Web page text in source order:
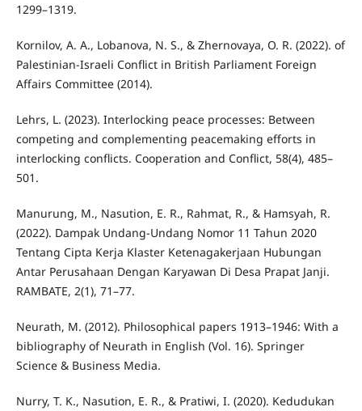
1299–1319.
Kornilov, A. A., Lobanova, N. S., & Zhernovaya, O. R. (2022). of
Palestinian-Israeli Conflict in British Parliament Foreign
Affairs Committee (2014).
Lehrs, L. (2023). Interlocking peace processes: Between
competing and complementing peacemaking efforts in
interlocking conflicts. Cooperation and Conflict, 58(4), 485–
501.
Manurung, M., Nasution, E. R., Rahmat, R., & Hamsyah, R.
(2022). Dampak Undang-Undang Nomor 11 Tahun 2020
Tentang Cipta Kerja Klaster Ketenagakerjaan Hubungan
Antar Perusahaan Dengan Karyawan Di Desa Prapat Janji.
RAMBATE, 2(1), 71–77.
Neurath, M. (2012). Philosophical papers 1913–1946: With a
bibliography of Neurath in English (Vol. 16). Springer
Science & Business Media.
Nurry, T. K., Nasution, E. R., & Pratiwi, I. (2020). Kedudukan